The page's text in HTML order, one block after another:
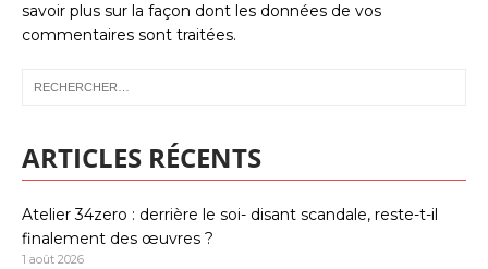
savoir plus sur la façon dont les données de vos
commentaires sont traitées.
ARTICLES RÉCENTS
Atelier 34zero : derrière le soi- disant scandale, reste-t-il
finalement des œuvres ?
1 août 2026